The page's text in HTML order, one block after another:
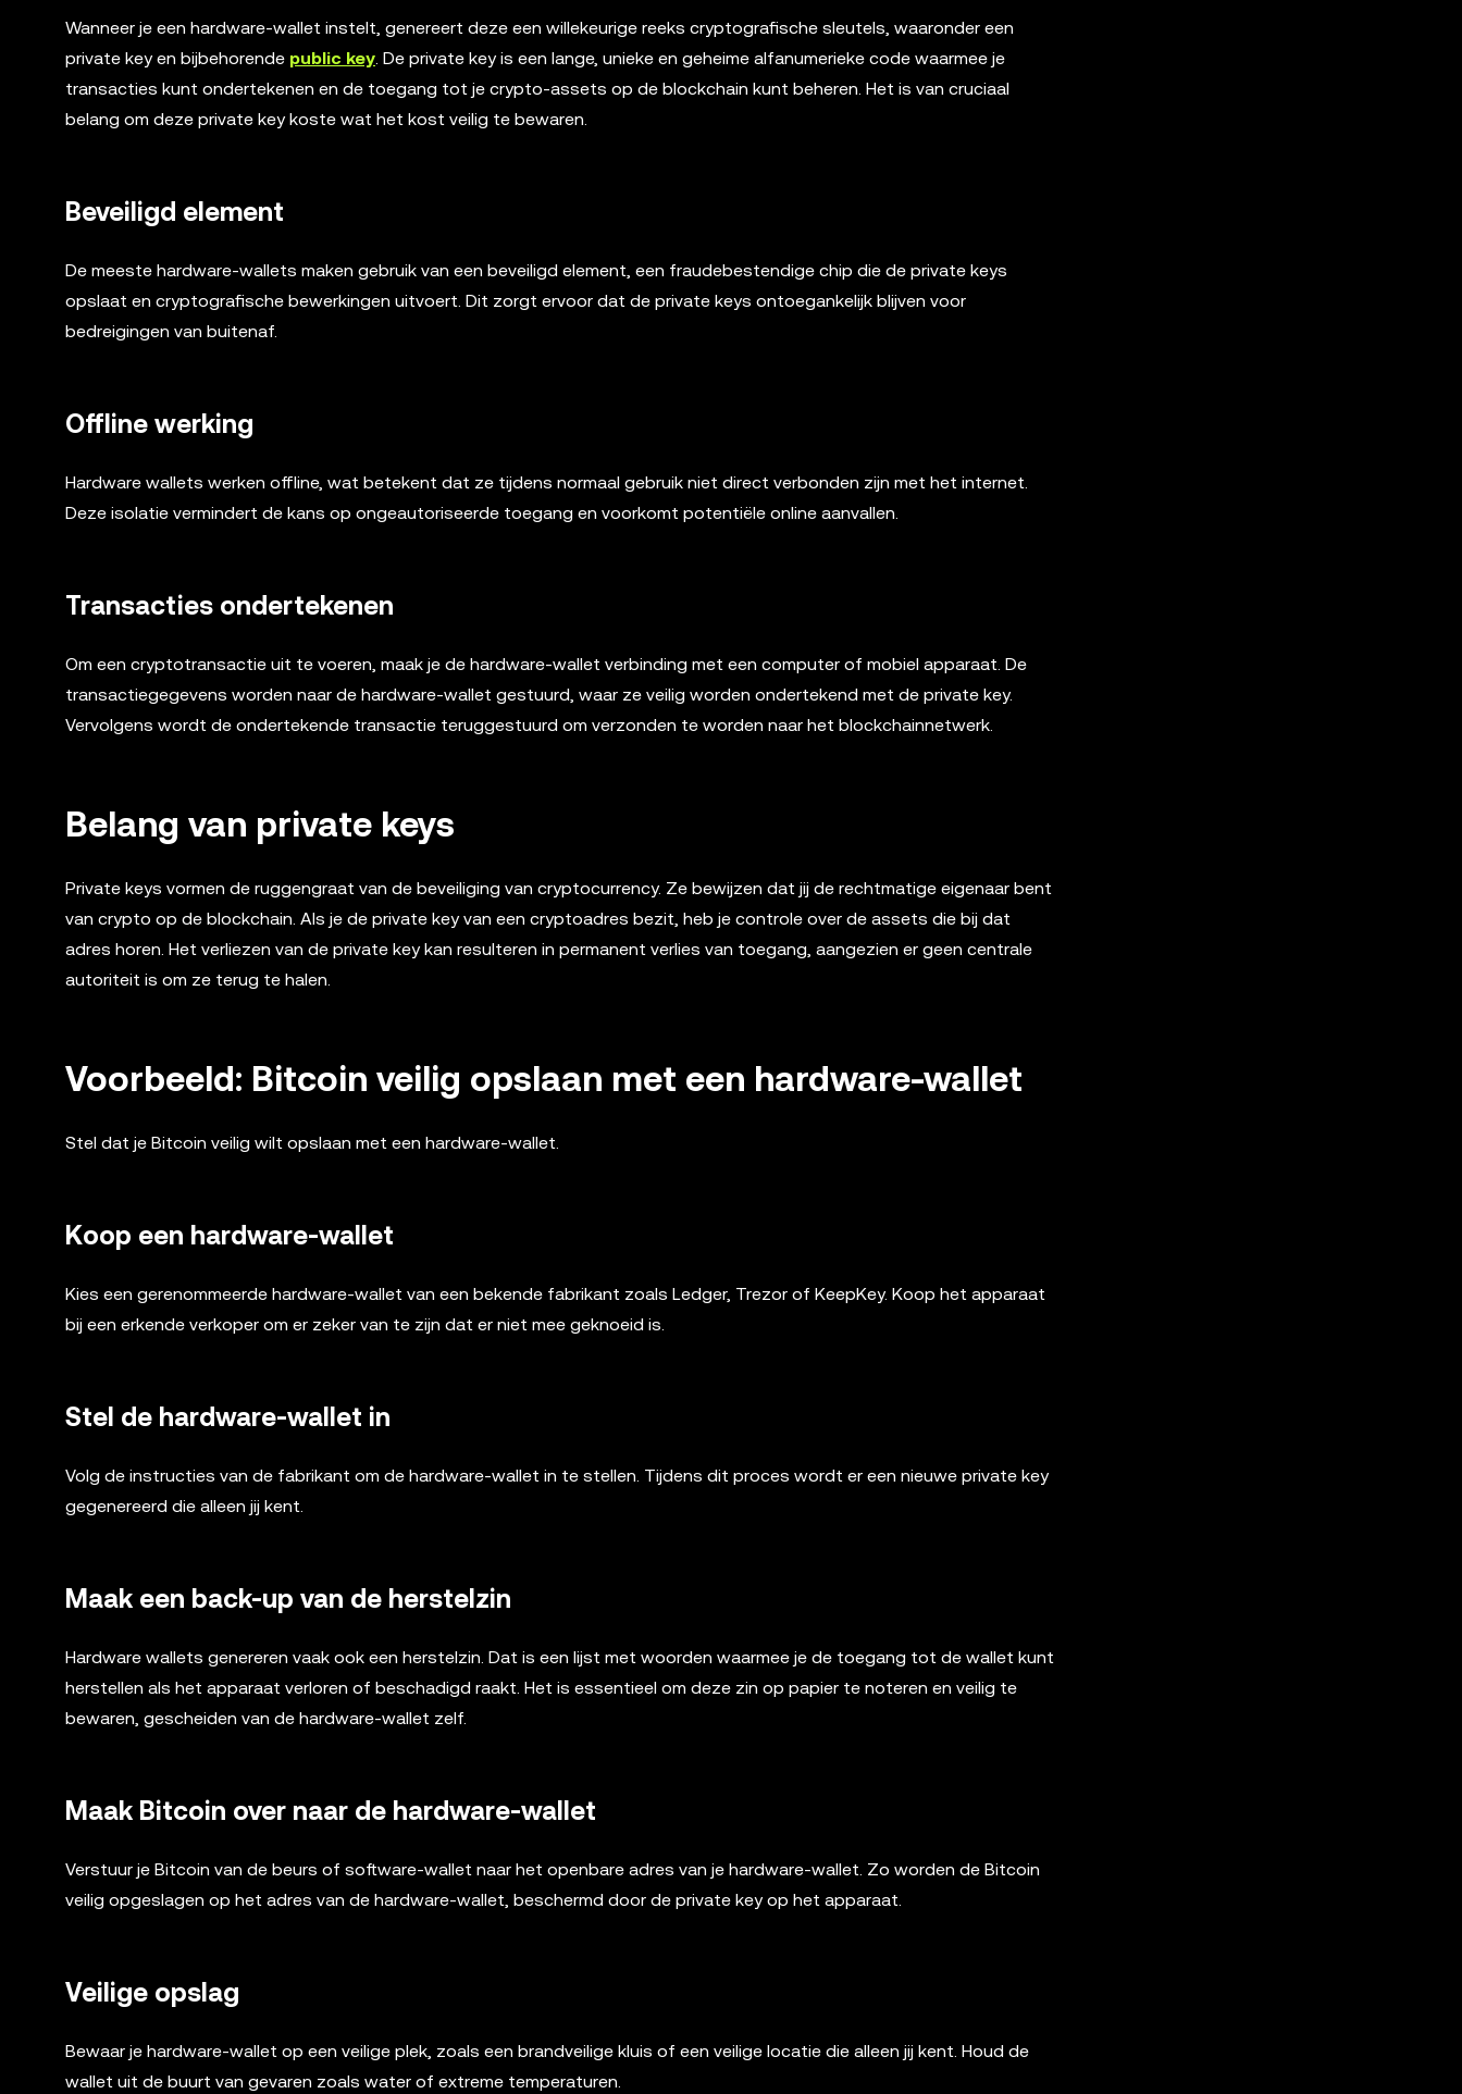
Wanneer je een hardware-wallet instelt, genereert deze een willekeurige reeks cryptografische sleutels, waaronder een
private key en bijbehorende public key. De private key is een lange, unieke en geheime alfanumerieke code waarmee je
transacties kunt ondertekenen en de toegang tot je crypto-assets op de blockchain kunt beheren. Het is van cruciaal
belang om deze private key koste wat het kost veilig te bewaren.
Beveiligd element
De meeste hardware-wallets maken gebruik van een beveiligd element, een fraudebestendige chip die de private keys
opslaat en cryptografische bewerkingen uitvoert. Dit zorgt ervoor dat de private keys ontoegankelijk blijven voor
bedreigingen van buitenaf.
Offline werking
Hardware wallets werken offline, wat betekent dat ze tijdens normaal gebruik niet direct verbonden zijn met het internet.
Deze isolatie vermindert de kans op ongeautoriseerde toegang en voorkomt potentiële online aanvallen.
Transacties ondertekenen
Om een cryptotransactie uit te voeren, maak je de hardware-wallet verbinding met een computer of mobiel apparaat. De
transactiegegevens worden naar de hardware-wallet gestuurd, waar ze veilig worden ondertekend met de private key.
Vervolgens wordt de ondertekende transactie teruggestuurd om verzonden te worden naar het blockchainnetwerk.
Belang van private keys
Private keys vormen de ruggengraat van de beveiliging van cryptocurrency. Ze bewijzen dat jij de rechtmatige eigenaar bent
van crypto op de blockchain. Als je de private key van een cryptoadres bezit, heb je controle over de assets die bij dat
adres horen. Het verliezen van de private key kan resulteren in permanent verlies van toegang, aangezien er geen centrale
autoriteit is om ze terug te halen.
Voorbeeld: Bitcoin veilig opslaan met een hardware-wallet
Stel dat je Bitcoin veilig wilt opslaan met een hardware-wallet.
Koop een hardware-wallet
Kies een gerenommeerde hardware-wallet van een bekende fabrikant zoals Ledger, Trezor of KeepKey. Koop het apparaat
bij een erkende verkoper om er zeker van te zijn dat er niet mee geknoeid is.
Stel de hardware-wallet in
Volg de instructies van de fabrikant om de hardware-wallet in te stellen. Tijdens dit proces wordt er een nieuwe private key
gegenereerd die alleen jij kent.
Maak een back-up van de herstelzin
Hardware wallets genereren vaak ook een herstelzin. Dat is een lijst met woorden waarmee je de toegang tot de wallet kunt
herstellen als het apparaat verloren of beschadigd raakt. Het is essentieel om deze zin op papier te noteren en veilig te
bewaren, gescheiden van de hardware-wallet zelf.
Maak Bitcoin over naar de hardware-wallet
Verstuur je Bitcoin van de beurs of software-wallet naar het openbare adres van je hardware-wallet. Zo worden de Bitcoin
veilig opgeslagen op het adres van de hardware-wallet, beschermd door de private key op het apparaat.
Veilige opslag
Bewaar je hardware-wallet op een veilige plek, zoals een brandveilige kluis of een veilige locatie die alleen jij kent. Houd de
wallet uit de buurt van gevaren zoals water of extreme temperaturen.